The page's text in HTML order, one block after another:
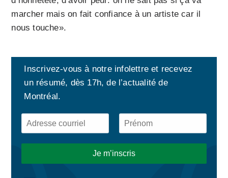
marcher mais on fait confiance à un artiste car il
nous touche».
Inscrivez-vous à notre infolettre et recevez
un résumé, dès 17h, de l’actualité de
Montréal.